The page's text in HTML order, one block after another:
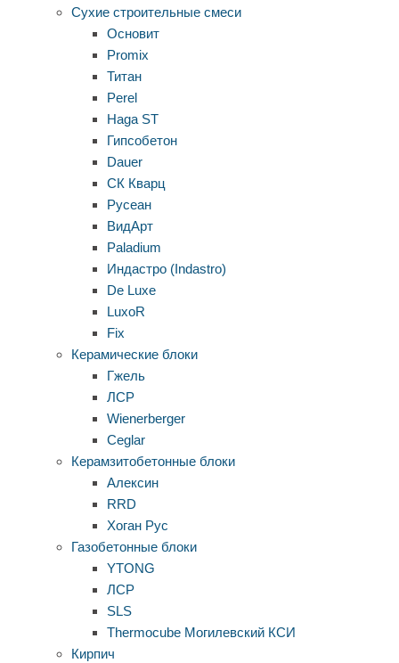
Сухие строительные смеси
Основит
Promix
Титан
Perel
Haga ST
Гипсобетон
Dauer
СК Кварц
Русеан
ВидАрт
Paladium
Индастро (Indastro)
De Luxe
LuxoR
Fix
Керамические блоки
Гжель
ЛСР
Wienerberger
Ceglar
Керамзитобетонные блоки
Алексин
RRD
Хоган Рус
Газобетонные блоки
YTONG
ЛСР
SLS
Thermocube Могилевский КСИ
Кирпич